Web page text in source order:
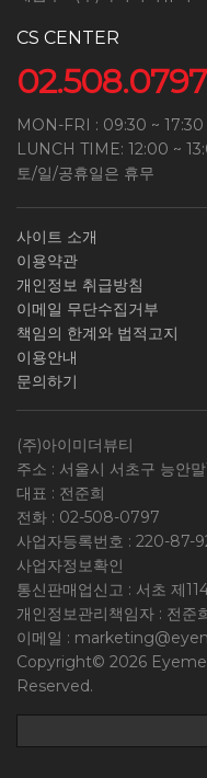
CS CENTER
02.508.0797
MON-FRI : 09:30 ~ 17:30
LUNCH TIME: 12:00 ~
토/일/공휴일은 휴무
사이트 소개
이용약관
개인정보 취급방침
이메일 무단수집거부
책임의 한계와 법적고지
이용안내
문의하기
(주)아이미더뷰티
주소 : 서울시 서초구 능안말
대표 : 전준희
전화 : 02-508-0797
사업자등록번호 : 220-87-
사업자정보확인
통신판매업신고 : 서초 제
개인정보관리책임자 : 전준
이메일 :
Copyright© 2026
Reserved.